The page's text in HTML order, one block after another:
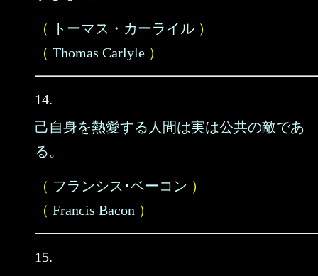
（ トーマス・カーライル ）
（ Thomas Carlyle ）
14.
己自身を熱愛する人間は実は公共の敵であ
る。
（ フランシス･ベーコン ）
（ Francis Bacon ）
15.